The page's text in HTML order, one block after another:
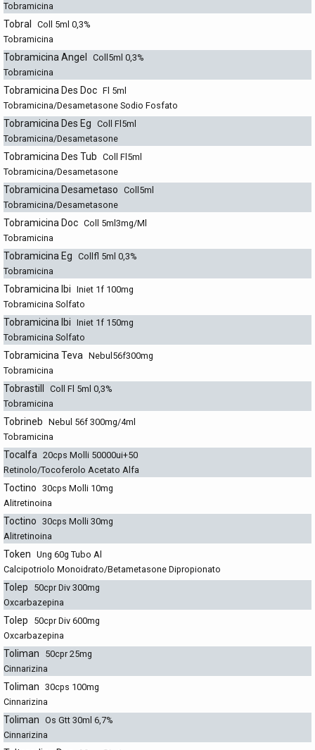
Tobramicina
Tobral
Coll 5ml 0,3%
Tobramicina
Tobramicina Angel
Coll5ml 0,3%
Tobramicina
Tobramicina Des Doc Fl 5ml
Tobramicina/Desametasone Sodio Fosfato
Tobramicina Des Eg Coll Fl5ml
Tobramicina/Desametasone
Tobramicina Des Tub Coll Fl5ml
Tobramicina/Desametasone
Tobramicina Desametaso Coll5ml
Tobramicina/Desametasone
Tobramicina Doc Coll 5ml3mg/Ml
Tobramicina
Tobramicina Eg Collfl 5ml 0,3%
Tobramicina
Tobramicina Ibi Iniet 1f 100mg
Tobramicina Solfato
Tobramicina Ibi Iniet 1f 150mg
Tobramicina Solfato
Tobramicina Teva Nebul56f300mg
Tobramicina
Tobrastill
Coll Fl 5ml 0,3%
Tobramicina
Tobrineb Nebul 56f 300mg/4ml
Tobramicina
Tocalfa 20cps Molli 50000ui+50
Retinolo/Tocoferolo Acetato Alfa
Toctino 30cps Molli 10mg
Alitretinoina
Toctino 30cps Molli 30mg
Alitretinoina
Token Ung 60g Tubo Al
Calcipotriolo Monoidrato/Betametasone Dipropionato
Tolep
50cpr Div 300mg
Oxcarbazepina
Tolep
50cpr Div 600mg
Oxcarbazepina
Toliman
50cpr 25mg
Cinnarizina
Toliman 30cps 100mg
Cinnarizina
Toliman Os Gtt 30ml 6,7%
Cinnarizina